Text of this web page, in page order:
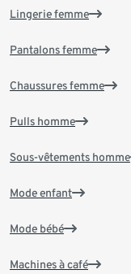
Lingerie femme
Pantalons femme
Chaussures femme
Pulls homme
Sous-vêtements homme
Mode enfant
Mode bébé
Machines à café